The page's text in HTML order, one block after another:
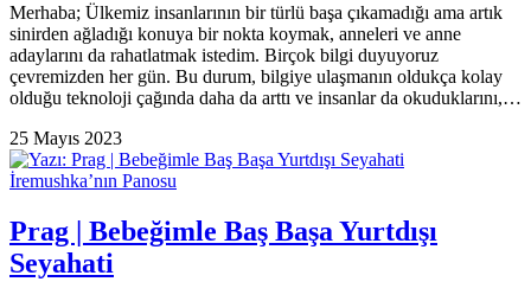
Merhaba; Ülkemiz insanlarının bir türlü başa çıkamadığı ama artık
sinirden ağladığı konuya bir nokta koymak, anneleri ve anne
adaylarını da rahatlatmak istedim. Birçok bilgi duyuyoruz
çevremizden her gün. Bu durum, bilgiye ulaşmanın oldukça kolay
olduğu teknoloji çağında daha da arttı ve insanlar da okuduklarını,…
25 Mayıs 2023
İremushka’nın Panosu
Prag | Bebeğimle Baş Başa Yurtdışı
Seyahati